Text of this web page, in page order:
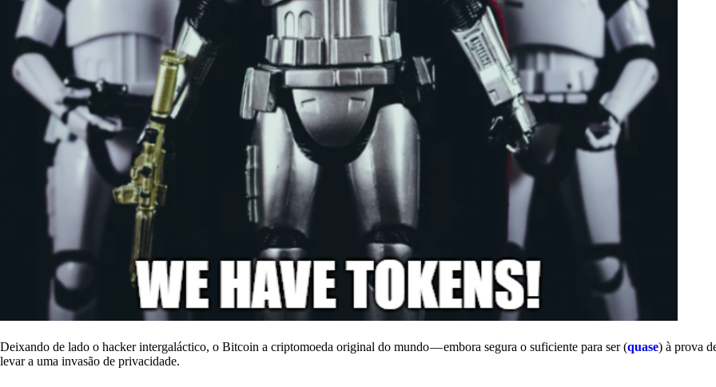
Deixando de lado o hacker intergaláctico, o Bitcoin a criptomoeda original do mundo — embora segura o suficiente para ser (quase) à prova
levar a uma invasão de privacidade.